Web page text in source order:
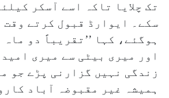
تک چلایا تاکہ اسے آسکر
سکے۔ ایوارڈ قبول کرتے وقت
ہوگئے، کہا ’’تقریباً دو
اور میری بیٹی سے میری
زندگی نہیں گزارنی پڑے جو
ہمیشہ غیر مقبوضہ آباد